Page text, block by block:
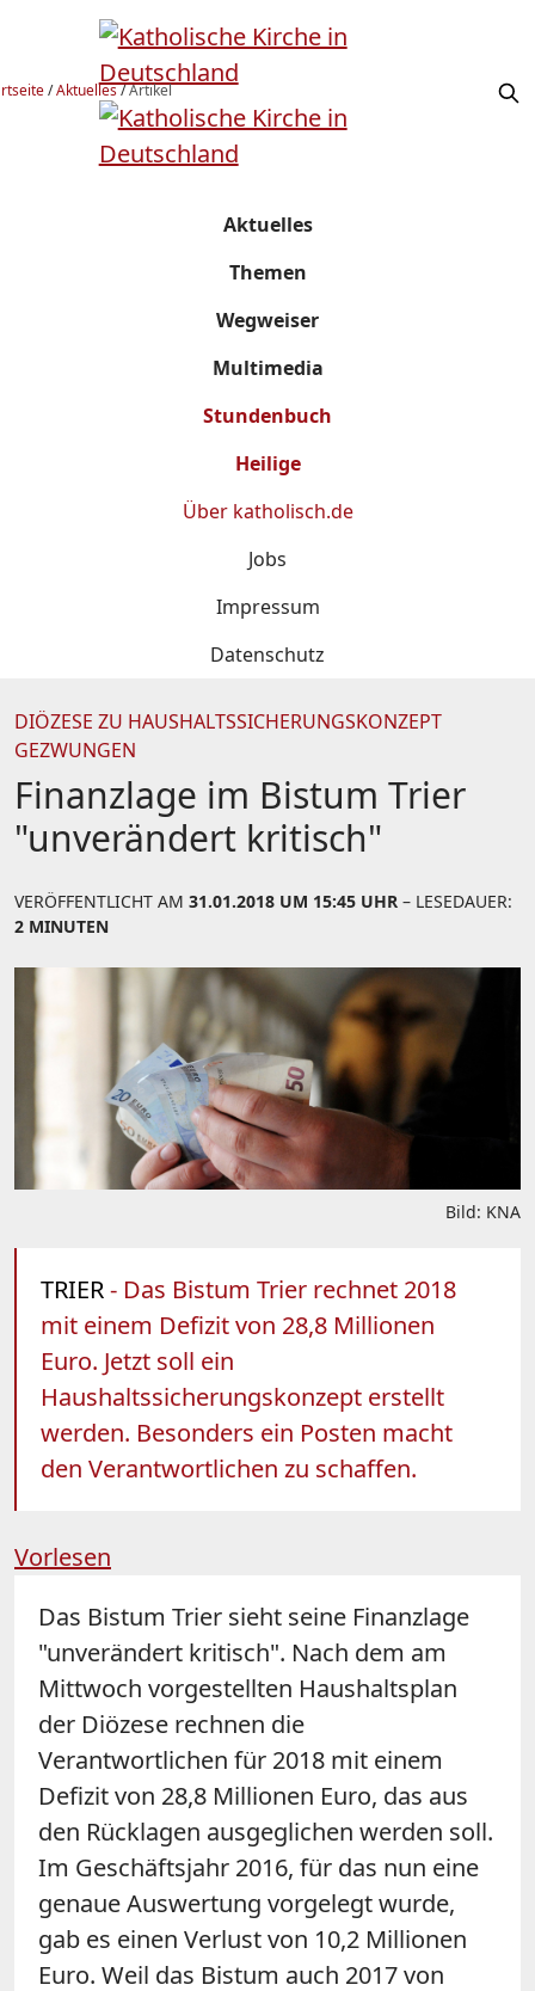
/Aktuelles/Artikel
Aktuelles
Themen
Wegweiser
Multimedia
Stundenbuch
Heilige
Über katholisch.de
Jobs
Impressum
Datenschutz
DIÖZESE ZU HAUSHALTSSICHERUNGSKONZEPT
GEZWUNGEN
Finanzlage im Bistum Trier
"unverändert kritisch"
VERÖFFENTLICHT AM 31.01.2018 UM 15:45 UHR – LESEDAUER:
2 MINUTEN
Bild: KNA
TRIER- Das Bistum Trier rechnet 2018
mit einem Defizit von 28,8 Millionen
Euro. Jetzt soll ein
Haushaltssicherungskonzept erstellt
werden. Besonders ein Posten macht
den Verantwortlichen zu schaffen.
Vorlesen
Das Bistum Trier sieht seine Finanzlage
"unverändert kritisch". Nach dem am
Mittwoch vorgestellten Haushaltsplan
der Diözese rechnen die
Verantwortlichen für 2018 mit einem
Defizit von 28,8 Millionen Euro, das aus
den Rücklagen ausgeglichen werden soll.
Im Geschäftsjahr 2016, für das nun eine
genaue Auswertung vorgelegt wurde,
gab es einen Verlust von 10,2 Millionen
Euro. Weil das Bistum auch 2017 von